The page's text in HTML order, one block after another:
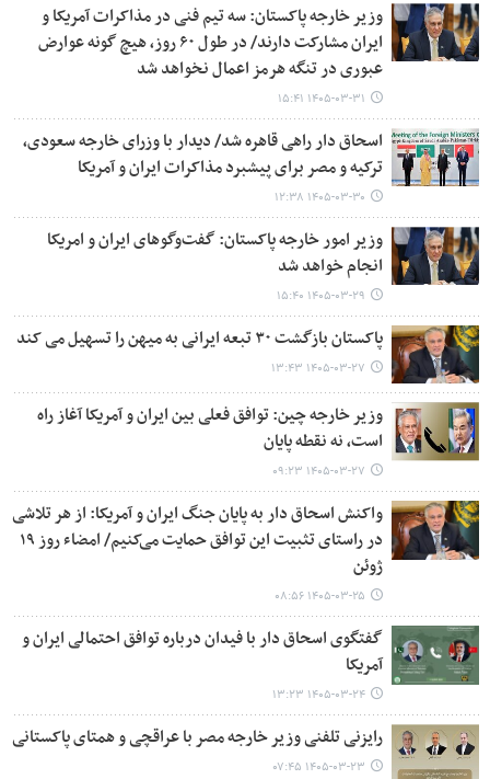
وزیر خارجه پاکستان: سه تیم فنی در مذاکرات آمریکا و
ایران مشارکت دارند/ در طول ۶۰ روز، هیچ گونه عوارض
عبوری در تنگه هرمز اعمال نخواهد شد
۱۴۰۵-۰۳-۳۱ ۱۵:۴۱
اسحاق‌ دار راهی قاهره شد/ دیدار با وزرای خارجه سعودی،
ترکیه و مصر برای پیشبرد مذاکرات ایران و آمریکا
۱۴۰۵-۰۳-۳۰ ۱۲:۳۸
وزیر امور خارجه پاکستان: گفت‌وگوهای ایران و امریکا
انجام خواهد شد
۱۴۰۵-۰۳-۲۹ ۱۵:۴۰
پاکستان بازگشت ۳۰ تبعه ایرانی به میهن را تسهیل می کند
۱۴۰۵-۰۳-۲۷ ۱۳:۴۳
وزیر خارجه چین: توافق فعلی بین ایران و آمریکا آغاز راه
است، نه نقطه پایان
۱۴۰۵-۰۳-۲۷ ۰۹:۲۳
واکنش اسحاق دار به پایان جنگ ایران و آمریکا: از هر تلاشی
در راستای تثبیت این توافق حمایت می‌کنیم/ امضاء روز ۱۹
ژوئن
۱۴۰۵-۰۳-۲۵ ۰۸:۵۶
گفتگوی اسحاق دار با فیدان درباره توافق احتمالی ایران و
آمریکا
۱۴۰۵-۰۳-۲۴ ۱۳:۲۳
رایزنی تلفنی وزیر خارجه مصر با عراقچی و همتای پاکستانی
۱۴۰۵-۰۳-۲۳ ۰۷:۴۵